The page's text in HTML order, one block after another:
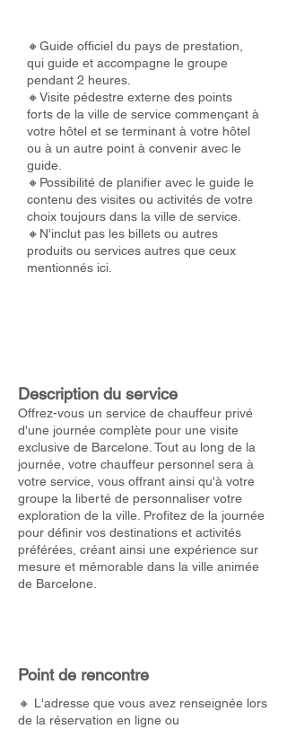
🔸Guide officiel du pays de prestation,
qui guide et accompagne le groupe
pendant 2 heures.
🔸Visite pédestre externe des points
forts de la ville de service commençant à
votre hôtel et se terminant à votre hôtel
ou à un autre point à convenir avec le
guide.
🔸Possibilité de planifier avec le guide le
contenu des visites ou activités de votre
choix toujours dans la ville de service.
🔸N'inclut pas les billets ou autres
produits ou services autres que ceux
mentionnés ici.
Description du service
Offrez-vous un service de chauffeur privé
d'une journée complète pour une visite
exclusive de Barcelone. Tout au long de la
journée, votre chauffeur personnel sera à
votre service, vous offrant ainsi qu'à votre
groupe la liberté de personnaliser votre
exploration de la ville. Profitez de la journée
pour définir vos destinations et activités
préférées, créant ainsi une expérience sur
mesure et mémorable dans la ville animée
de Barcelone.
Point de rencontre
🔸 L'adresse que vous avez renseignée lors
de la réservation en ligne ou